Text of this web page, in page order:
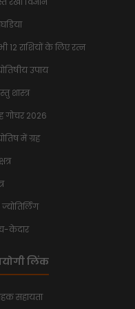
12 राशियों के लिए रत्न
उपाय
शास्त्र
गोचर 2026
में ग्रह
ज्योतिर्लिंग
केदार
लिंक
सहायता